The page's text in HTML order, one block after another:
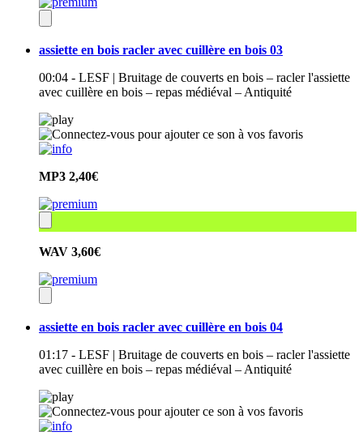
assiette en bois racler avec cuillère en bois 03
00:04 - LESF | Bruitage de couverts en bois – racler l'assiette
avec cuillère en bois – repas médiéval – Antiquité
MP3 2,40€
WAV 3,60€
assiette en bois racler avec cuillère en bois 04
01:17 - LESF | Bruitage de couverts en bois – racler l'assiette
avec cuillère en bois – repas médiéval – Antiquité